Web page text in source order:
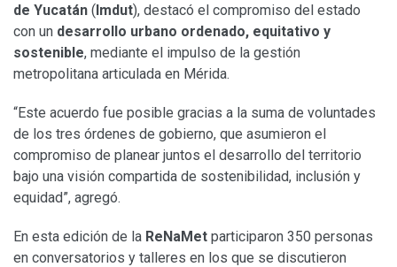
de Yucatán (Imdut), destacó el compromiso del estado
con un desarrollo urbano ordenado, equitativo y
sostenible, mediante el impulso de la gestión
metropolitana articulada en Mérida.
“Este acuerdo fue posible gracias a la suma de voluntades
de los tres órdenes de gobierno, que asumieron el
compromiso de planear juntos el desarrollo del territorio
bajo una visión compartida de sostenibilidad, inclusión y
equidad”, agregó.
En esta edición de la ReNaMet participaron 350 personas
en conversatorios y talleres en los que se discutieron